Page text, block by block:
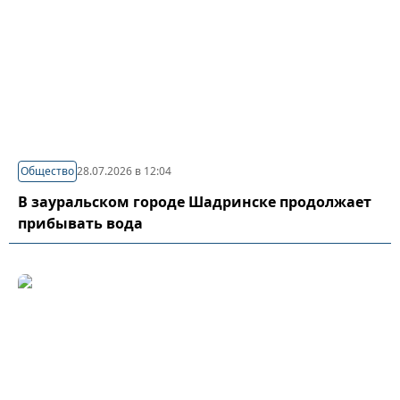
Общество28.07.2026 в 12:04
В зауральском городе Шадринске продолжает
прибывать вода